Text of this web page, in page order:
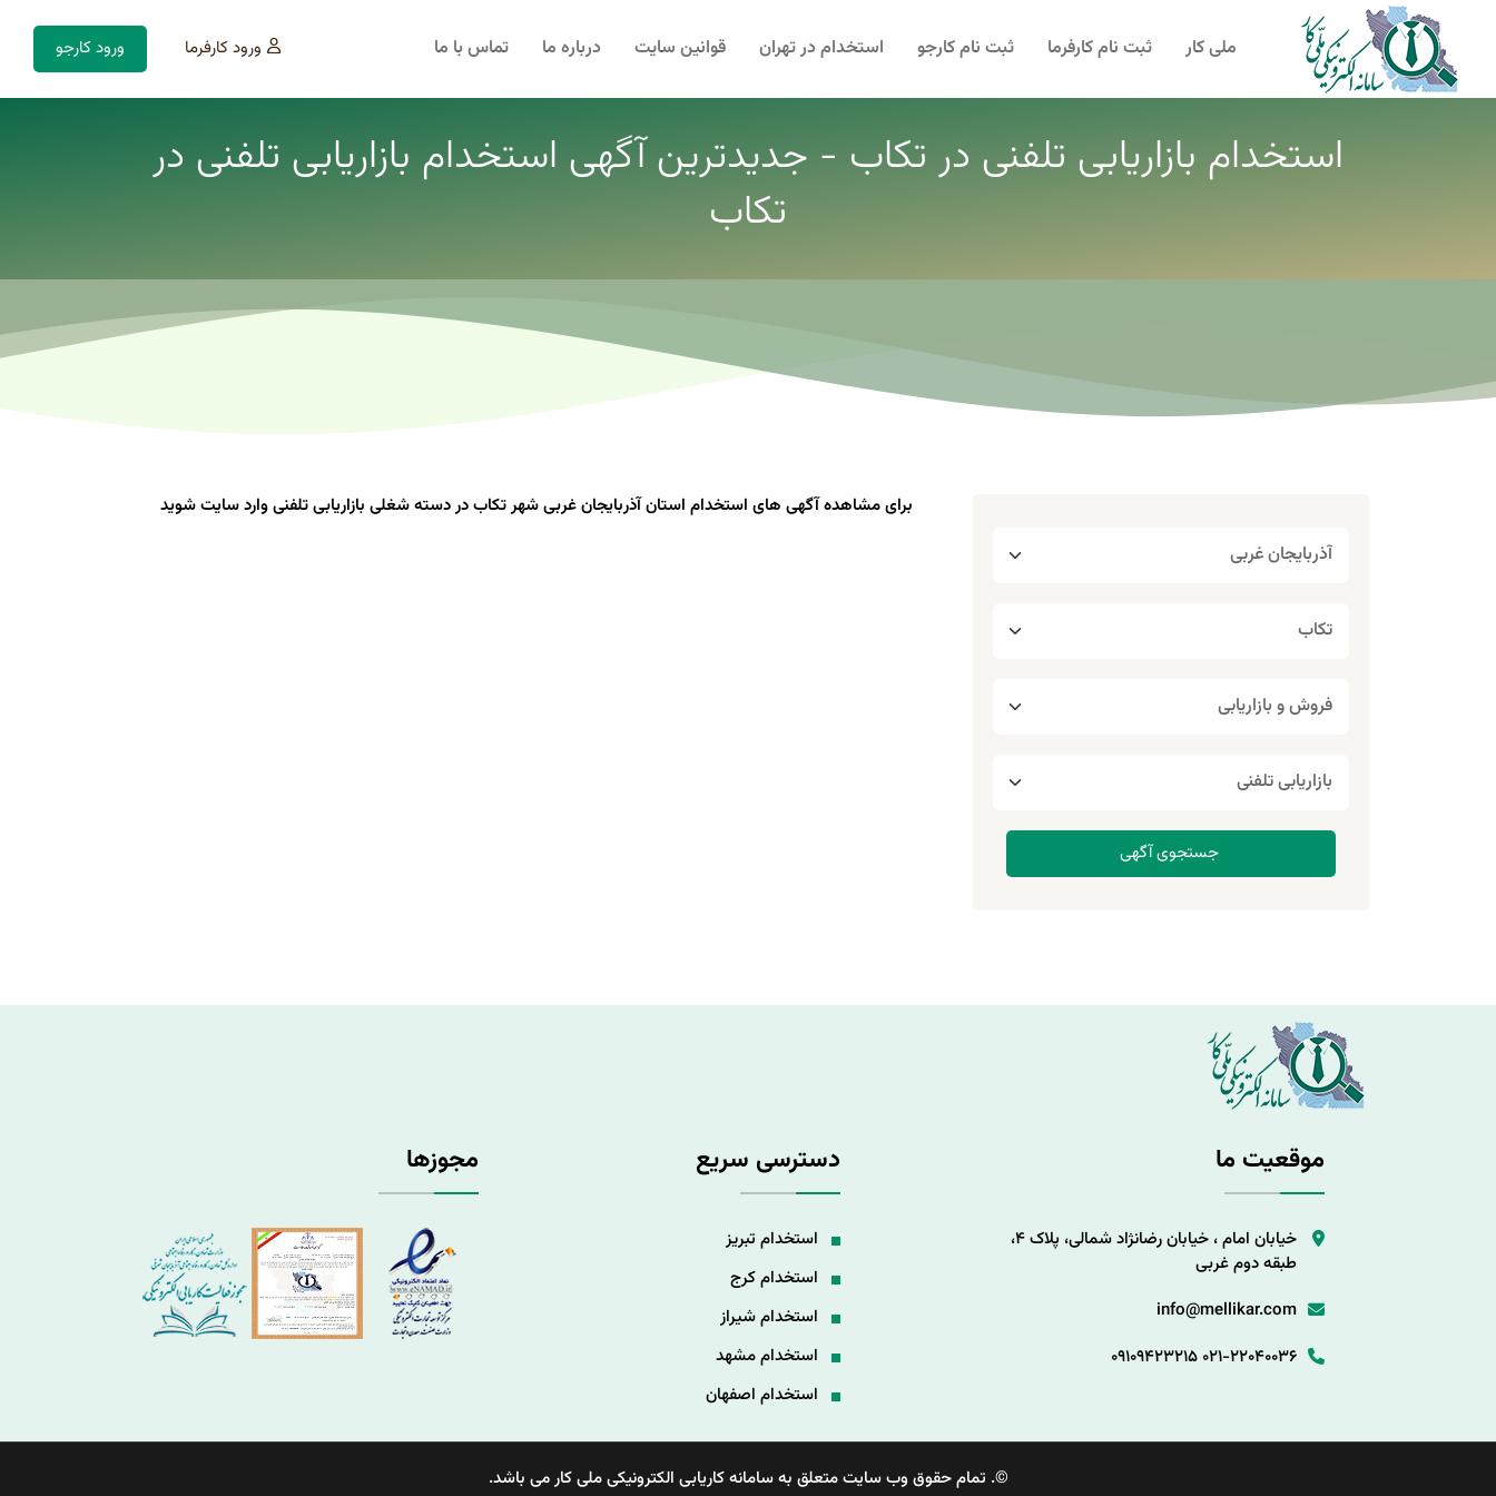
ملی کار ثبت نام کارفرما ثبت نام کارجو استخدام در تهران قوانین سایت درباره ما تماس با ما ورود کارفرما ورود کارجو
استخدام بازاریابی تلفنی در تکاب - جدیدترین آگهی استخدام بازاریابی تلفنی در
تکاب
برای مشاهده آگهی های استخدام استان آذربایجان غربی شهر تکاب در دسته شغلی بازاریابی تلفنی وارد سایت شوید
موقعیت ما
خیابان امام ، خیابان رضانژاد شمالی، پلاک 4،
طبقه دوم غربی
info@mellikar.com
021-22040036
09109423215
دسترسی سریع
استخدام تبریز
استخدام کرج
استخدام شیراز
استخدام مشهد
استخدام اصفهان
مجوزها
©. تمام حقوق وب سایت متعلق به سامانه کاریابی الکترونیکی ملی کار می باشد.